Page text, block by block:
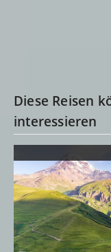
Diese Reisen
interessieren